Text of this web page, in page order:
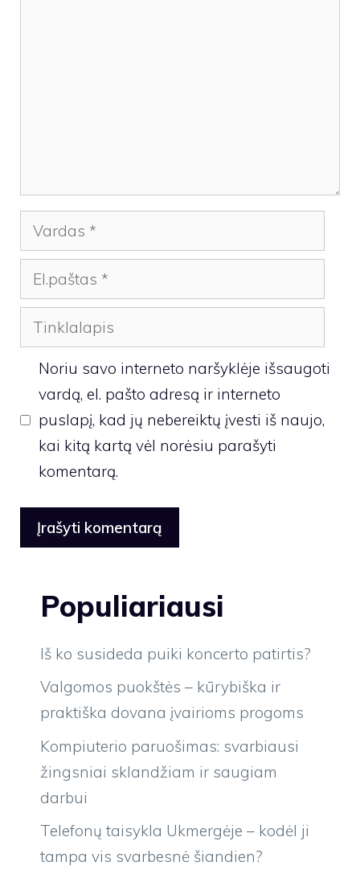
Vardas
El.paštas
Tinklalapis
Noriu savo interneto naršyklėje išsaugoti
vardą, el. pašto adresą ir interneto
puslapį, kad jų nebereiktų įvesti iš naujo,
kai kitą kartą vėl norėsiu parašyti
komentarą.
Populiariausi
Iš ko susideda puiki koncerto patirtis?
Valgomos puokštės – kūrybiška ir
praktiška dovana įvairioms progoms
Kompiuterio paruošimas: svarbiausi
žingsniai sklandžiam ir saugiam
darbui
Telefonų taisykla Ukmergėje – kodėl ji
tampa vis svarbesnė šiandien?